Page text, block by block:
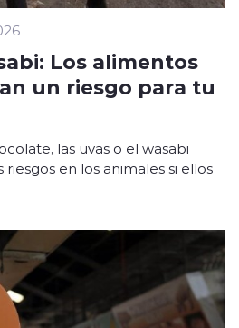
Los alimentos
un riesgo para tu
las uvas o el wasabi
en los animales si ellos